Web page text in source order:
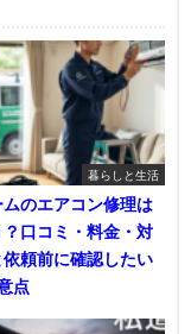
暮らしと生活
ムのエアコン修理は
口コミ・料金・対
依頼前に確認したい
点